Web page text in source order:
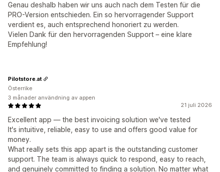
Genau deshalb haben wir uns auch nach dem Testen für die
PRO-Version entschieden. Ein so hervorragender Support
verdient es, auch entsprechend honoriert zu werden.
Vielen Dank für den hervorragenden Support – eine klare
Empfehlung!
21 juli 2026
Excellent app — the best invoicing solution we've tested
It's intuitive, reliable, easy to use and offers good value for
money.
What really sets this app apart is the outstanding customer
support. The team is always quick to respond, easy to reach,
and genuinely committed to finding a solution. No matter what
Pilotstore.at
Österrike
3 månader användning av appen